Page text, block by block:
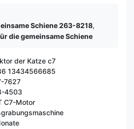
Schiene 263-8218,
die gemeinsame Schiene
der Katze c7
13434566685
7627
4503
C7-Motor